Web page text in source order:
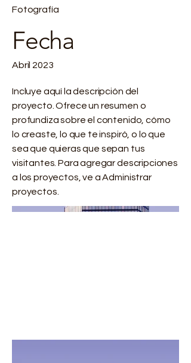
Fotografía
Fecha
Abril 2023
Incluye aquí la descripción del
proyecto. Ofrece un resumen o
profundiza sobre el contenido, cómo
lo creaste, lo que te inspiró, o lo que
sea que quieras que sepan tus
visitantes. Para agregar descripciones
a los proyectos, ve a Administrar
proyectos.